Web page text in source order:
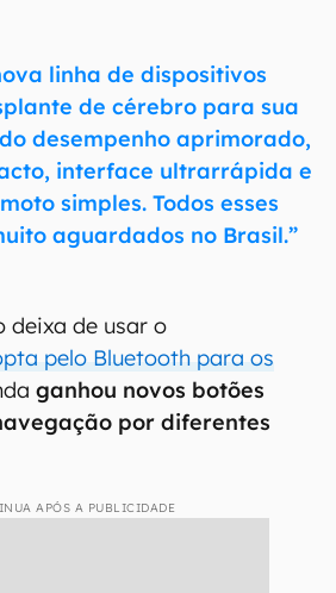
linha de dispositivos
de cérebro para sua
desempenho aprimorado,
interface ultrarrápida e
simples. Todos esses
aguardados no Brasil.”
deixa de usar o
pelo Bluetooth para os
ganhou novos botões
por diferentes
APÓS A PUBLICIDADE